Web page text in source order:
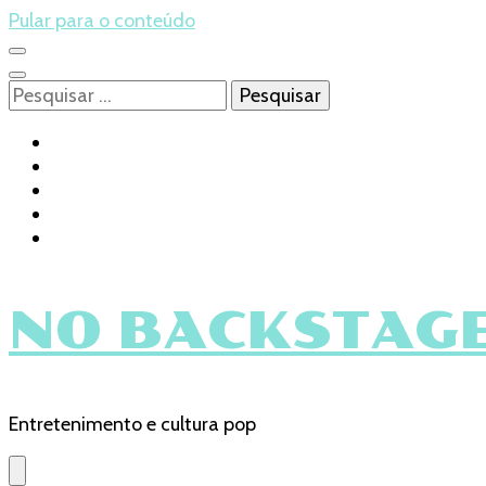
Pular para o conteúdo
Pesquisar
por:
NO
Entretenimento e cultura pop